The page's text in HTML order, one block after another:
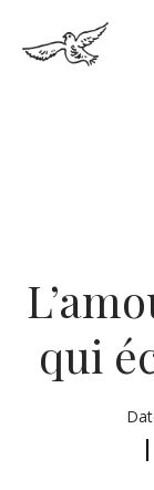
qui